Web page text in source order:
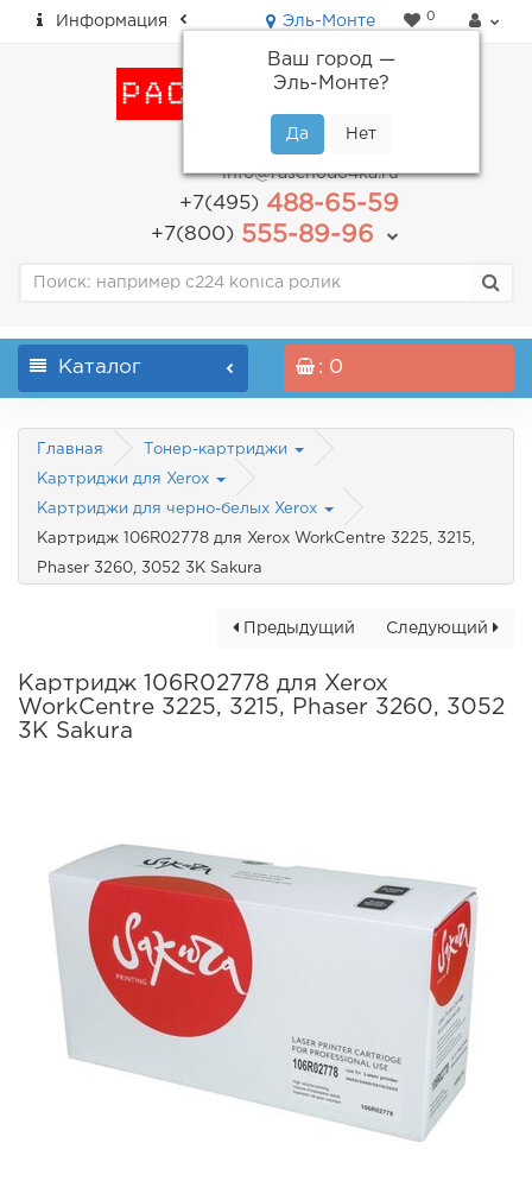
Информация Эль-Монте
Ваш город —
Эль-Монте?
0
пн-пт: с 9.00 до 18.00
info@raschodo4ka.ru
+7(495)488-65-59
+7(800)555-89-96
Каталог : 0
Главная Тонер-картриджи
Картриджи для Xerox
Картриджи для черно-белых Xerox
Картридж 106R02778 для Xerox WorkCentre 3225, 3215,
Phaser 3260, 3052 3K Sakura
Следующий
Предыдущий
Картридж 106R02778 для Xerox
WorkCentre 3225, 3215, Phaser 3260, 3052
3K Sakura